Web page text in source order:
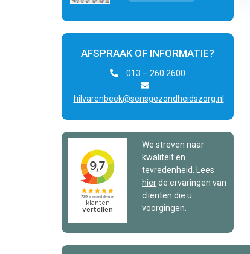
AFSPRAAK OF INFORMATIE?
013 – 260 2600
hilvarenbeek@sensgezondheidszorg.nl
We streven naar
kwaliteit en
tevredenheid. Lees
hierde ervaringen van
cliënten die u
voorgingen.